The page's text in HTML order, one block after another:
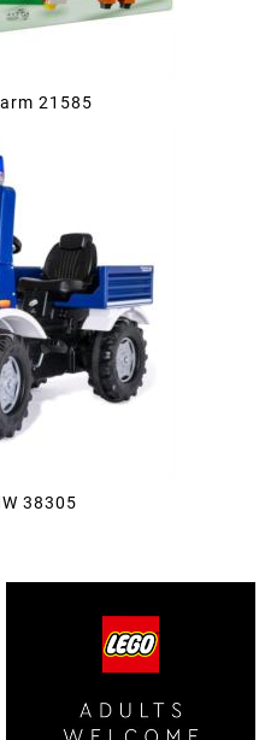
21585
38305